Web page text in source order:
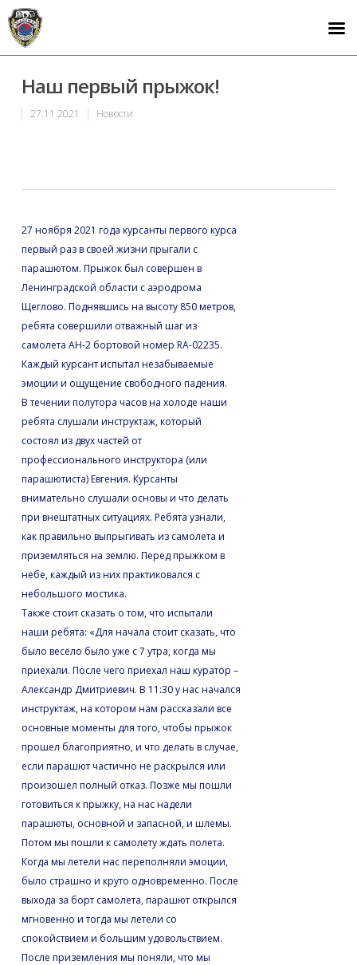
Наш первый прыжок!
27.11.2021 Новости
27 ноября 2021 года курсанты первого курса
первый раз в своей жизни прыгали с
парашютом. Прыжок был совершен в
Ленинградской области с аэродрома
Щеглово. Поднявшись на высоту 850 метров,
ребята совершили отважный шаг из
самолета АН-2 бортовой номер RA-02235.
Каждый курсант испытал незабываемые
эмоции и ощущение свободного падения.
В течении полутора часов на холоде наши
ребята слушали инструктаж, который
состоял из двух частей от
профессионального инструктора (или
парашютиста) Евгения. Курсанты
внимательно слушали основы и что делать
при внештатных ситуациях. Ребята узнали,
как правильно выпрыгивать из самолета и
приземляться на землю. Перед прыжком в
небе, каждый из них практиковался с
небольшого мостика.
Также стоит сказать о том, что испытали
наши ребята: «Для начала стоит сказать, что
было весело было уже с 7 утра, когда мы
приехали. После чего приехал наш куратор –
Александр Дмитриевич. В 11:30 у нас начался
инструктаж, на котором нам рассказали все
основные моменты для того, чтобы прыжок
прошел благоприятно, и что делать в случае,
если парашют частично не раскрылся или
произошел полный отказ. Позже мы пошли
готовиться к прыжку, на нас надели
парашюты, основной и запасной, и шлемы.
Потом мы пошли к самолету ждать полета.
Когда мы летели нас переполняли эмоции,
было страшно и круто одновременно. После
выхода за борт самолета, парашют открылся
мгновенно и тогда мы летели со
спокойствием и большим удовольствием.
После приземления мы поняли, что мы